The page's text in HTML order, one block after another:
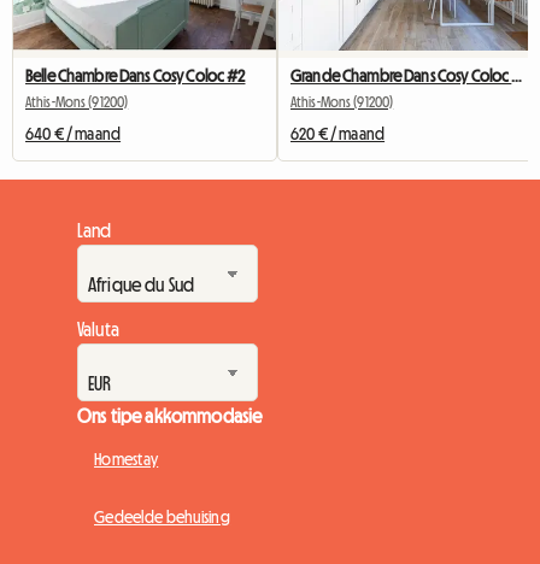
Belle Chambre Dans Cosy Coloc #2
Athis-Mons (91200)
640 € / maand
Athis-Mons (91200)
620 € / maand
Land
Valuta
Ons tipe akkommodasie
Homestay
Gedeelde behuising